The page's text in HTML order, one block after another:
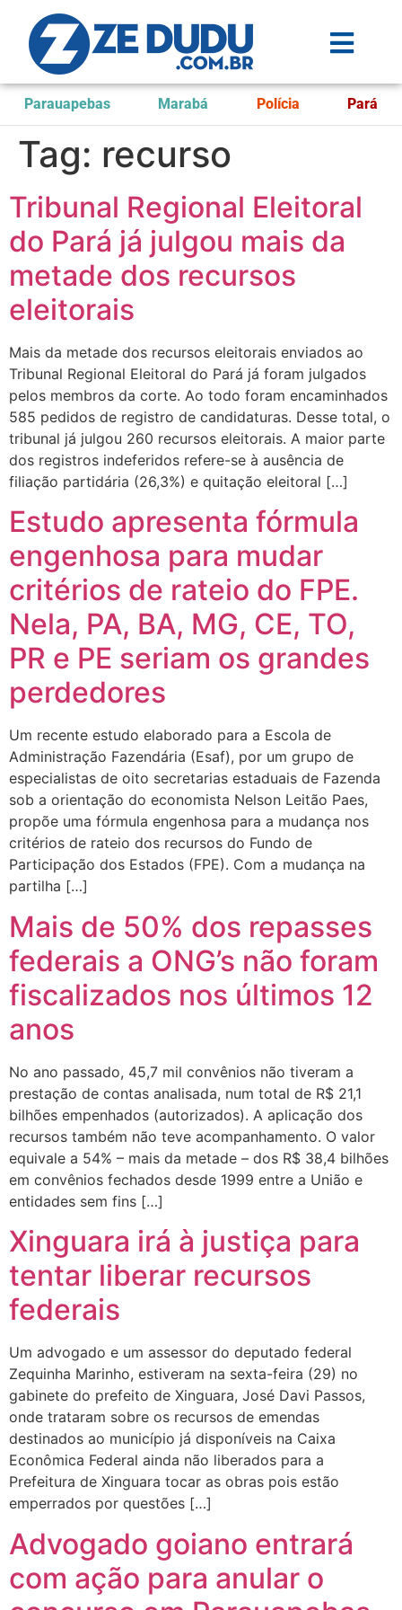
Parauapebas Marabá Polícia Pará
Tag: recurso
Tribunal Regional Eleitoral
do Pará já julgou mais da
metade dos recursos
eleitorais
Mais da metade dos recursos eleitorais enviados ao
Tribunal Regional Eleitoral do Pará já foram julgados
pelos membros da corte. Ao todo foram encaminhados
585 pedidos de registro de candidaturas. Desse total, o
tribunal já julgou 260 recursos eleitorais. A maior parte
dos registros indeferidos refere-se à ausência de
filiação partidária (26,3%) e quitação eleitoral […]
Estudo apresenta fórmula
engenhosa para mudar
critérios de rateio do FPE.
Nela, PA, BA, MG, CE, TO,
PR e PE seriam os grandes
perdedores
Um recente estudo elaborado para a Escola de
Administração Fazendária (Esaf), por um grupo de
especialistas de oito secretarias estaduais de Fazenda
sob a orientação do economista Nelson Leitão Paes,
propõe uma fórmula engenhosa para a mudança nos
critérios de rateio dos recursos do Fundo de
Participação dos Estados (FPE). Com a mudança na
partilha […]
Mais de 50% dos repasses
federais a ONG’s não foram
fiscalizados nos últimos 12
anos
No ano passado, 45,7 mil convênios não tiveram a
prestação de contas analisada, num total de R$ 21,1
bilhões empenhados (autorizados). A aplicação dos
recursos também não teve acompanhamento. O valor
equivale a 54% – mais da metade – dos R$ 38,4 bilhões
em convênios fechados desde 1999 entre a União e
entidades sem fins […]
Xinguara irá à justiça para
tentar liberar recursos
federais
Um advogado e um assessor do deputado federal
Zequinha Marinho, estiveram na sexta-feira (29) no
gabinete do prefeito de Xinguara, José Davi Passos,
onde trataram sobre os recursos de emendas
destinados ao município já disponíveis na Caixa
Econômica Federal ainda não liberados para a
Prefeitura de Xinguara tocar as obras pois estão
emperrados por questões […]
Advogado goiano entrará
com ação para anular o